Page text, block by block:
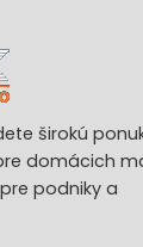
širokú
domácich
podniky a